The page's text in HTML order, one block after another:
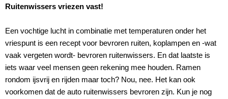
Ruitenwissers vriezen vast!
Een vochtige lucht in combinatie met temperaturen onder het
vriespunt is een recept voor bevroren ruiten, koplampen en -wat
vaak vergeten wordt- bevroren ruitenwissers. En dat laatste is
iets waar veel mensen geen rekening mee houden. Ramen
rondom ijsvrij en rijden maar toch? Nou, nee. Het kan ook
voorkomen dat de auto ruitenwissers bevroren zijn. Kun je nog